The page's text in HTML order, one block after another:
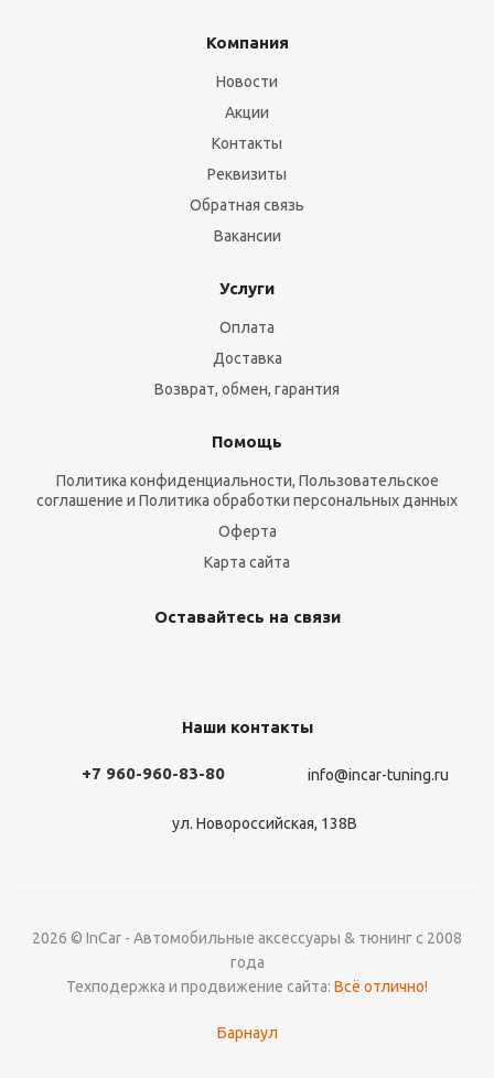
Компания
Новости
Акции
Контакты
Реквизиты
Обратная связь
Вакансии
Услуги
Оплата
Доставка
Возврат, обмен, гарантия
Помощь
Политика конфиденциальности, Пользовательское
соглашение и Политика обработки персональных данных
Оферта
Карта сайта
Оставайтесь на связи
Наши контакты
+7 960-960-83-80 info@incar-tuning.ru
ул. Новороссийская, 138В
2026 © InCar - Автомобильные аксессуары & тюнинг с 2008
года
Техподержка и продвижение сайта: Всё отлично!
Барнаул